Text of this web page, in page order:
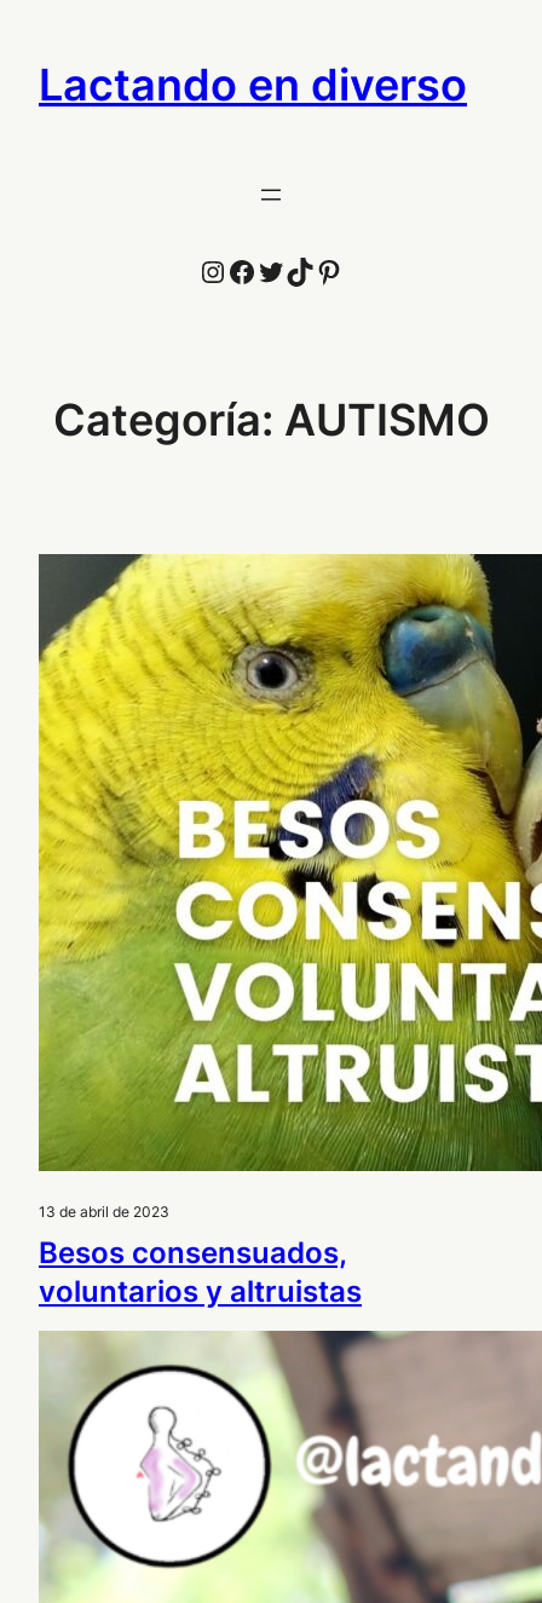
contenido
Lactando en diverso
Instagram
Facebook
Twitter
TikTok
Pinterest
Categoría: AUTISMO
13 de abril de 2023
Besos consensuados,
voluntarios y altruistas